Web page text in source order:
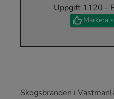
Uppgift 1120 -
Markera
Skogsbranden i